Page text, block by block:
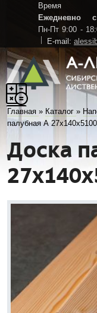
Время
Пн-Пт 9:00 -
E-mail:
Главная » Каталог »
палубная А 27х140х5100
Доска